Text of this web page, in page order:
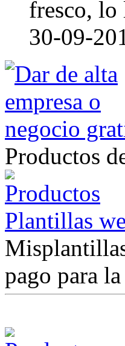
fresco, lo
30-09-
Productos
Plantillas
pago para la